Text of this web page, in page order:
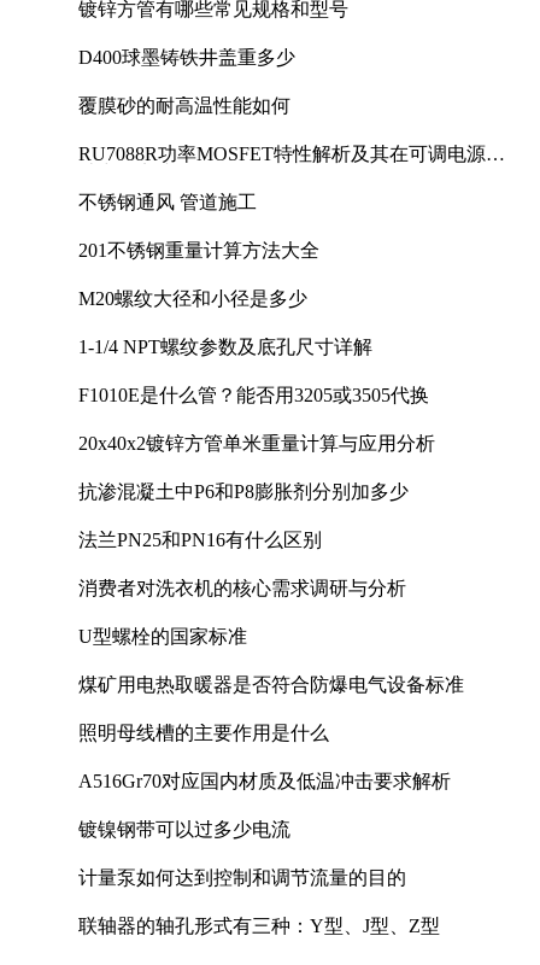
镀锌方管有哪些常见规格和型号
D400球墨铸铁井盖重多少
覆膜砂的耐高温性能如何
RU7088R功率MOSFET特性解析及其在可调电源设
不锈钢通风 管道施工
201不锈钢重量计算方法大全
M20螺纹大径和小径是多少
1-1/4 NPT螺纹参数及底孔尺寸详解
F1010E是什么管？能否用3205或3505代换
20x40x2镀锌方管单米重量计算与应用分析
抗渗混凝土中P6和P8膨胀剂分别加多少
法兰PN25和PN16有什么区别
消费者对洗衣机的核心需求调研与分析
U型螺栓的国家标准
煤矿用电热取暖器是否符合防爆电气设备标准
照明母线槽的主要作用是什么
A516Gr70对应国内材质及低温冲击要求解析
镀镍钢带可以过多少电流
计量泵如何达到控制和调节流量的目的
联轴器的轴孔形式有三种：Y型、J型、Z型